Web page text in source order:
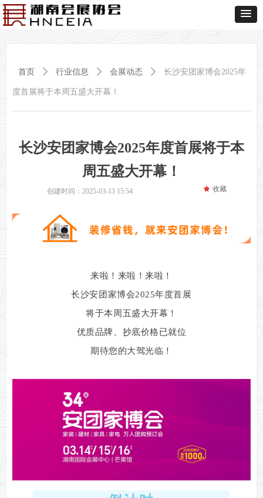
长沙安团家博会2025年度首展将于本
周五盛大开幕！
来啦！来啦！来啦！
长沙安团家博会2025年度首展
将于本周五盛大开幕！
优质品牌、 抄底价格已就位
期待您的大驾光临！
首页 ꄲ 行业信息 ꄲ 会展动态 ꄲ 长沙安团家博会2025年
度首展将于本周五盛大开幕！
创建时间： 2025-03-13 15:54 끄 收藏